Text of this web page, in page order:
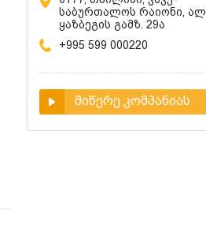
საბურთალოს რაიონი, ალ.
ყაზბეგის გამზ. 29ა
+995 599 000220
მიწერე კომპანიას